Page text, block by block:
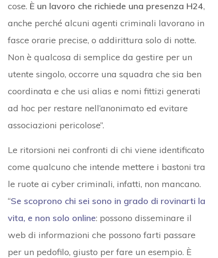
cose. È un lavoro che richiede una presenza H24,
anche perché alcuni agenti criminali lavorano in
fasce orarie precise, o addirittura solo di notte.
Non è qualcosa di semplice da gestire per un
utente singolo, occorre una squadra che sia ben
coordinata e che usi alias e nomi fittizi generati
ad hoc per restare nell’anonimato ed evitare
associazioni pericolose”.
Le ritorsioni nei confronti di chi viene identificato
come qualcuno che intende mettere i bastoni tra
le ruote ai cyber criminali, infatti, non mancano.
“Se scoprono chi sei sono in grado di rovinarti la
vita, e non solo online: possono disseminare il
web di informazioni che possono farti passare
per un pedofilo, giusto per fare un esempio. È